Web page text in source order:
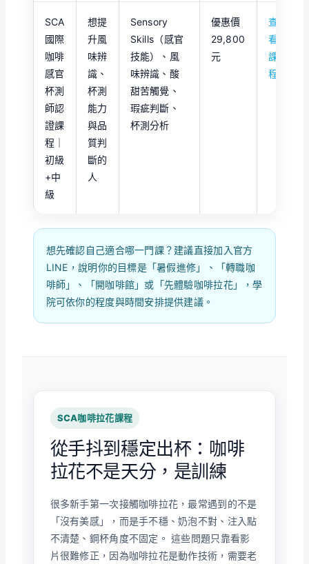
SCA
國際
咖啡
感官
杯測
師認
證課
程｜
初級
+中
級
想提
升風
味辨
識、
杯測
能力
與品
質判
斷的
人
Sensory
Skills（感官
技能）、風
味辨識、酸
甜苦觸覺、
瑕疵判斷、
杯測分析
優惠價
29,800
元
查
看
課
程
想先確認自己適合哪一門課？建議直接加入官方
LINE，說明你的目標是「暑假進修」、「轉職咖
啡師」、「開咖啡館」或「先體驗咖啡拉花」，學
院可依你的程度與時間安排提供建議。
SCA咖啡拉花課程
從手抖到穩定出杯：咖啡
拉花不是天分，是訓練
很多新手第一次接觸咖啡拉花，最常遇到的不是
「沒有美感」，而是手不穩、奶泡不對、注入點
不清楚、鋼杯角度不固定。 這些問題只靠看影
片很難修正，因為咖啡拉花是動作技術，需要老